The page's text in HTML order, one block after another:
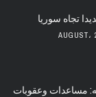
تجاه سوريا
مساعدات وعقوبات